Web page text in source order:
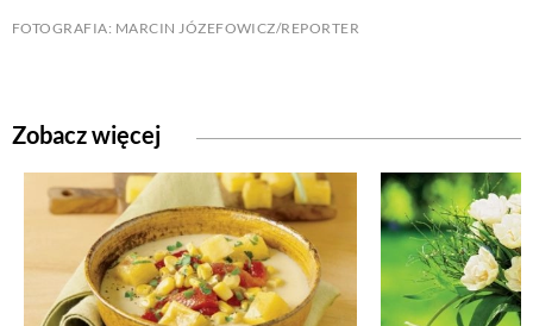
FOTOGRAFIA: MARCIN JÓZEFOWICZ/REPORTER
Zobacz więcej
PRZETWORY